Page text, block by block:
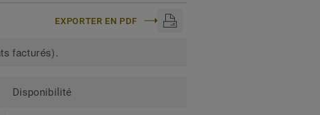
EXPORTER EN PDF
facturés).
Disponibilité